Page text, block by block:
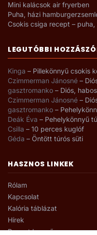
Mini kalácsok air fryerben
Puha, házi
Csokis csiga recept –
LEGUTÓBBI
Kinga – Pillekönnyű csokis
Czimmerman Jánosné –
gasztromanko – Diós,
Czimmerman Jánosné –
gasztromanko –
Deák Éva – Pehelykönnyű
Csilla – 10 perces kuglóf
Géda – Öntött túrós süti
HASZNOS LINKEK
Rólam
Kapcsolat
Kalória táblázat
Hírek
Recept kereső